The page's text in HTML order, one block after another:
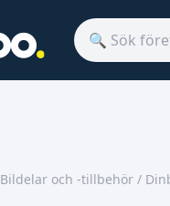
Bildelar och -tillbehör /